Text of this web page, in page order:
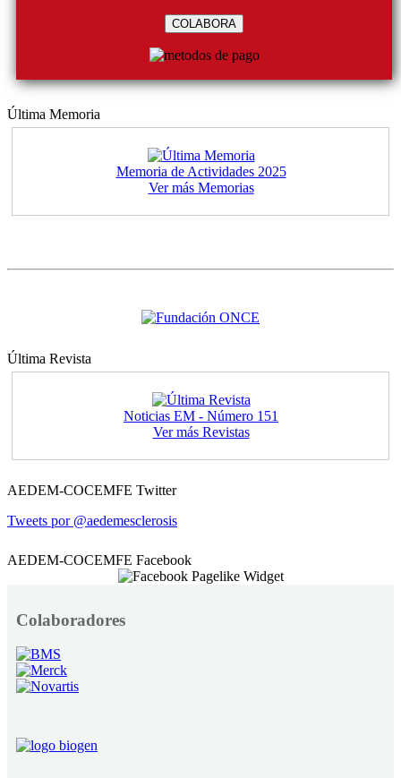
COLABORA
Última Memoria
Memoria de Actividades 2025
Ver más Memorias
Última Revista
Noticias EM - Número 151
Ver más Revistas
AEDEM-COCEMFE Twitter
Tweets por @aedemesclerosis
AEDEM-COCEMFE Facebook
Colaboradores